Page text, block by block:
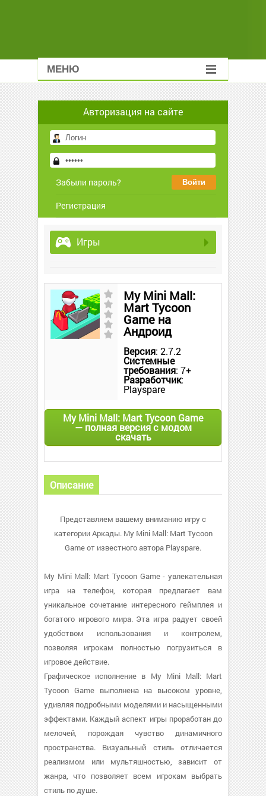
МЕНЮ
Авторизация на сайте
Забыли пароль?
Регистрация
Игры
My Mini Mall:
Mart Tycoon
Game на
Андроид
Версия: 2.7.2
Системные
требования: 7+
Разработчик:
Playspare
My Mini Mall: Mart Tycoon Game
— полная версия с модом
скачать
Описание
Представляем вашему вниманию игру с
категории Аркады. My Mini Mall: Mart Tycoon
Game от известного автора Playspare.
My Mini Mall: Mart Tycoon Game - увлекательная
игра на телефон, которая предлагает вам
уникальное сочетание интересного геймплея и
богатого игрового мира. Эта игра радует своей
удобством использования и контролем,
позволяя игрокам полностью погрузиться в
игровое действие.
Графическое исполнение в My Mini Mall: Mart
Tycoon Game выполнена на высоком уровне,
удивляя подробными моделями и насыщенными
эффектами. Каждый аспект игры проработан до
мелочей, порождая чувство динамичного
пространства. Визуальный стиль отличается
реализмом или мультяшностью, зависит от
жанра, что позволяет всем игрокам выбрать
стиль по душе.